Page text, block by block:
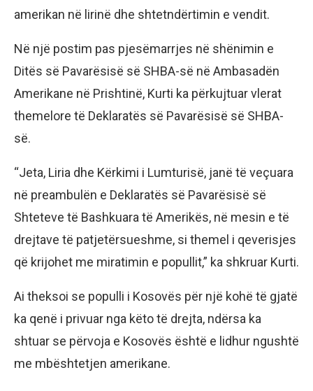
amerikan në lirinë dhe shtetndërtimin e vendit.
Në një postim pas pjesëmarrjes në shënimin e
Ditës së Pavarësisë së SHBA-së në Ambasadën
Amerikane në Prishtinë, Kurti ka përkujtuar vlerat
themelore të Deklaratës së Pavarësisë së SHBA-
së.
“Jeta, Liria dhe Kërkimi i Lumturisë, janë të veçuara
në preambulën e Deklaratës së Pavarësisë së
Shteteve të Bashkuara të Amerikës, në mesin e të
drejtave të patjetërsueshme, si themel i qeverisjes
që krijohet me miratimin e popullit,” ka shkruar Kurti.
Ai theksoi se populli i Kosovës për një kohë të gjatë
ka qenë i privuar nga këto të drejta, ndërsa ka
shtuar se përvoja e Kosovës është e lidhur ngushtë
me mbështetjen amerikane.